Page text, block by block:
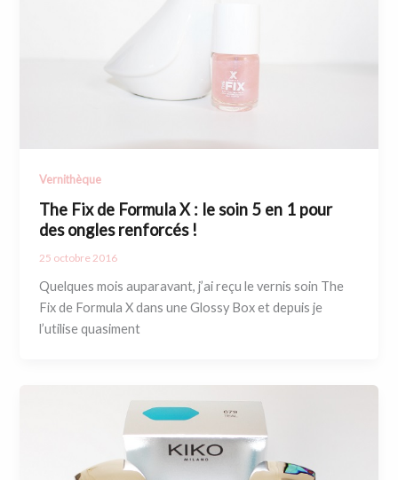
Vernithèque
The Fix de Formula X : le soin 5 en 1 pour
des ongles renforcés !
25 octobre 2016
Quelques mois auparavant, j’ai reçu le vernis soin The
Fix de Formula X dans une Glossy Box et depuis je
l’utilise quasiment